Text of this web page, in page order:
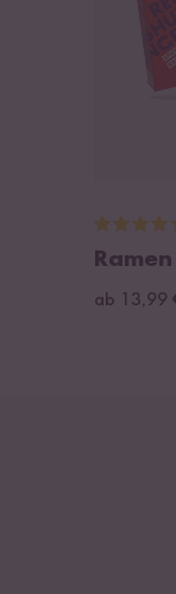
ab 13,99